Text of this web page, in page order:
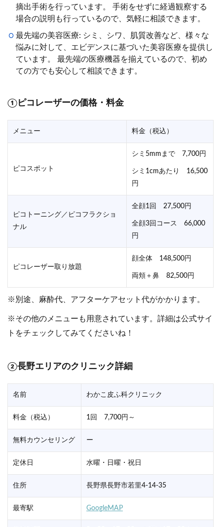
摘出手術を行っています。 手術をせずに経過観察する
場合の説明も行っているので、気軽に相談できます。
最先端の美容医療: シミ、シワ、肌質改善など、様々な
悩みに対して、エビデンスに基づいた美容医療を提供し
ています。 最先端の医療機器を揃えているので、初め
ての方でも安心して相談できます。
①ピコレーザーの価格・料金
メニュー 料金（税込）
ピコスポット
シミ5mmまで 7,700円
シミ1cmあたり 16,500
円
ピコトーニング／ピコフラクショ
ナル
全顔1回 27,500円
全顔3回コース 66,000
円
ピコレーザー取り放題
顔全体 148,500円
両頬＋鼻 82,500円
※別途、麻酔代、アフターケアセット代がかかります。
※その他のメニューも用意されています。詳細は公式サイ
トをチェックしてみてくださいね！
②長野エリアのクリニック詳細
名前 わかこ皮ふ科クリニック
料金（税込） 1回 7,700円～
無料カウンセリング ー
定休日 水曜・日曜・祝日
住所 長野県長野市若里4-14-35
最寄駅 GoogleMAP